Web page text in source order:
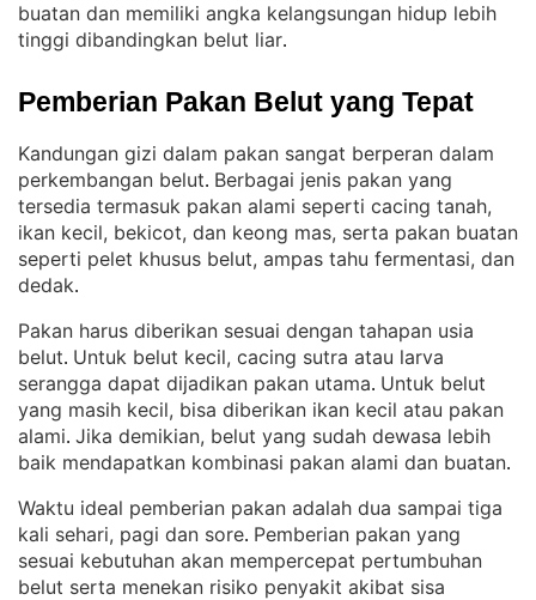
buatan dan memiliki angka kelangsungan hidup lebih
tinggi dibandingkan belut liar.
Pemberian Pakan Belut yang Tepat
Kandungan gizi dalam pakan sangat berperan dalam
perkembangan belut. Berbagai jenis pakan yang
tersedia termasuk pakan alami seperti cacing tanah,
ikan kecil, bekicot, dan keong mas, serta pakan buatan
seperti pelet khusus belut, ampas tahu fermentasi, dan
dedak.
Pakan harus diberikan sesuai dengan tahapan usia
belut. Untuk belut kecil, cacing sutra atau larva
serangga dapat dijadikan pakan utama. Untuk belut
yang masih kecil, bisa diberikan ikan kecil atau pakan
alami. Jika demikian, belut yang sudah dewasa lebih
baik mendapatkan kombinasi pakan alami dan buatan.
Waktu ideal pemberian pakan adalah dua sampai tiga
kali sehari, pagi dan sore. Pemberian pakan yang
sesuai kebutuhan akan mempercepat pertumbuhan
belut serta menekan risiko penyakit akibat sisa